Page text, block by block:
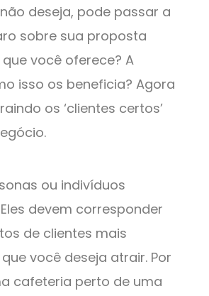
deseja, pode passar a
sobre sua proposta
você oferece? A
isso os beneficia? Agora
os ‘clientes certos’
ou indivíduos
devem corresponder
de clientes mais
você deseja atrair. Por
cafeteria perto de uma